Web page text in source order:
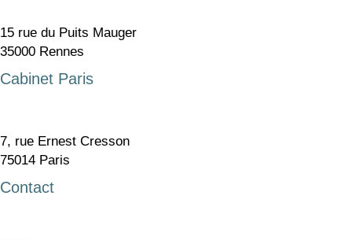
15 rue du Puits Mauger
35000 Rennes
Cabinet Paris
7, rue Ernest Cresson
75014 Paris
Contact